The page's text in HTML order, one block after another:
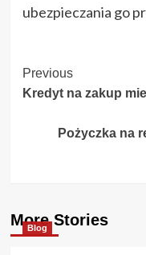
ubezpieczania go
Post
Navigation
Previous
Kredyt na zakup
Pożyczka na
More Stories
Blog